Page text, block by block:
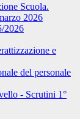
Scuola.
2026
2026
e
del personale
- Scrutini 1°